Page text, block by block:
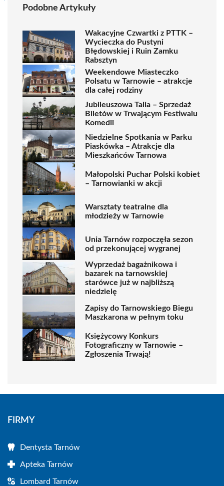
Podobne Artykuły
Wakacyjne Czwartki z PTTK –
Wycieczka do Pustyni
Błędowskiej i Ruin Zamku
Rabsztyn
Weekendowe Miasteczko
Polsatu w Tarnowie – atrakcje
dla całej rodziny
Jubileuszowa Talia – Sprzedaż
Biletów w Trwającym Festiwalu
Komedii
Niedzielne Spotkania w Parku
Piaskówka – Atrakcje dla
Mieszkańców Tarnowa
Małopolski Puchar Polski kobiet
– Tarnowianki w akcji
Warsztaty teatralne dla
młodzieży w Tarnowie
Unia Tarnów rozpoczęła sezon
od przekonującej wygranej
Wyprzedaż bagażnikowa i
bazarek na tarnowskiej
starówce już w najbliższą
niedzielę
Zapisy do Tarnowskiego Biegu
Maszkarona w pełnym toku
Księżycowy Konkurs
Fotograficzny w Tarnowie –
Zgłoszenia Trwają!
FIRMY
Dentysta Tarnów
Apteka Tarnów
Lombard Tarnów